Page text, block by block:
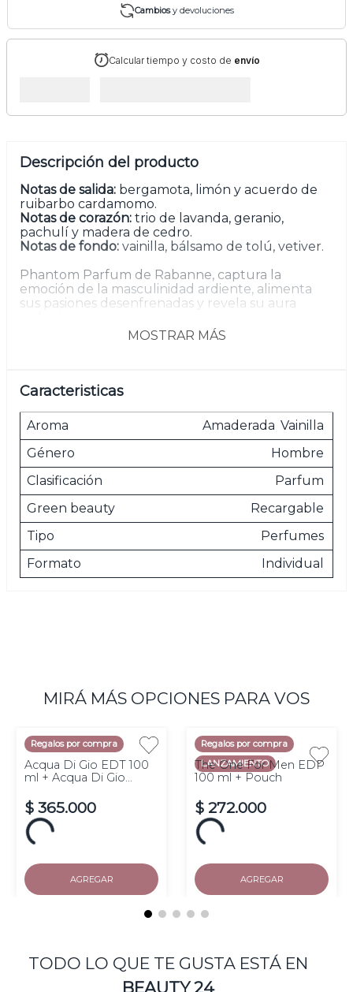
Cambiosy devoluciones
Calcular tiempo y costo de envío
Descripción del producto
Notas de salida: bergamota, limón y acuerdo de
ruibarbo cardamomo.
Notas de corazón: trio de lavanda, geranio,
pachulí y madera de cedro.
Notas de fondo: vainilla, bálsamo de tolú, vetiver.
Phantom Parfum de Rabanne, captura la
emoción de la masculinidad ardiente, alimenta
sus pasiones desenfrenadas y revela su aura
vetiver.
Experimenta el atractivo de la llamada nocturna
del Phantom.
La recarga es valida para el tamaño 150 ml.
Las imágenes son meramente ilustrativas.
MOSTRAR MÁS
Caracteristicas
Aroma Amaderada Vainilla
Género
Hombre
Clasificación
Parfum
Green beauty
Recargable
Tipo
Perfumes
Formato
Individual
MIRÁ MÁS OPCIONES PARA VOS
Regalos por compra
Acqua Di Gio EDT 100
Regalos por compra
LANZAMIENTO
The One For Men EDP